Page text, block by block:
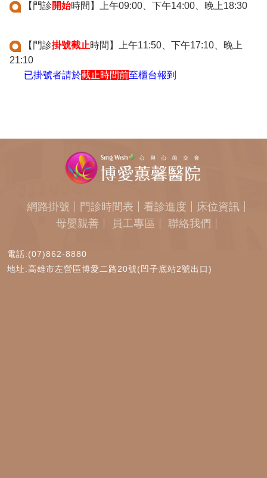
【門診開始時間】上午09:00、下午14:00、晚上18:30
【門診掛號截止時間】上午11:50、下午17:10、晚上
21:10
已掛號者請於截止時間前至櫃台報到
網路掛號 門診時間表 看診進度
床位資訊
母嬰親善
員工專區 聯絡我們
電話:(07)862-8880
地址:高雄市左營區博愛二路20號(凹子底站2號出口)